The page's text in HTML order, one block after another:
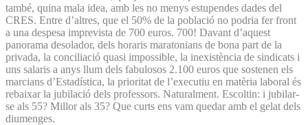
també, quina mala idea, amb les no menys estupendes dades del
CRES. Entre d’altres, que el 50% de la població no podria fer front
a una despesa imprevista de 700 euros. 700! Davant d’aquest
panorama desolador, dels horaris maratonians de bona part de la
privada, la conciliació quasi impossible, la inexistència de sindicats i
uns salaris a anys llum dels fabulosos 2.100 euros que sostenen els
marcians d’Estadística, la prioritat de l’executiu en matèria laboral és
rebaixar la jubilació dels professors. Naturalment. Escoltin: i jubilar-
se als 55? Millor als 35? Que curts ens vam quedar amb el gelat dels
diumenges.